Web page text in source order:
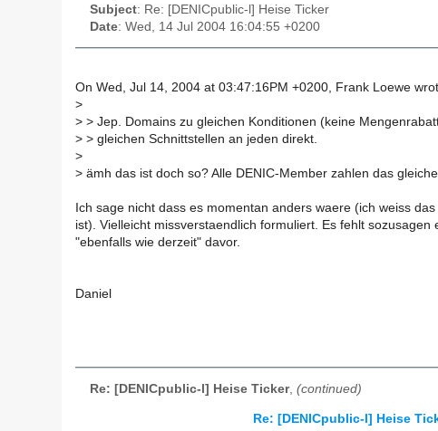
Subject: Re: [DENICpublic-l] Heise Ticker
Date: Wed, 14 Jul 2004 16:04:55 +0200
On Wed, Jul 14, 2004 at 03:47:16PM +0200, Frank Loewe
>
> > Jep. Domains zu gleichen Konditionen (keine
> > gleichen Schnittstellen an jeden direkt.
>
> ämh das ist doch so? Alle DENIC-Member zahlen das
Ich sage nicht dass es momentan anders waere (ich weiss
ist). Vielleicht missverstaendlich formuliert. Es fehlt sozusagen
"ebenfalls wie derzeit" davor.
Daniel
Re: [DENICpublic-l] Heise Ticker, (continued)
Re: [DENICpublic-l] Heise